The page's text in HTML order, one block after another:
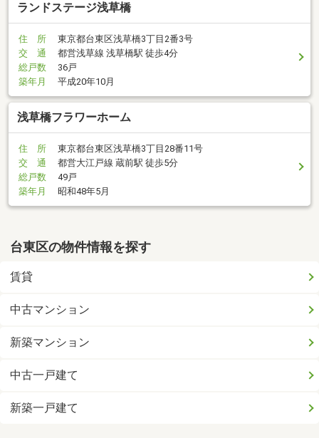
ランドステージ浅草橋
住 所
東京都台東区浅草橋3丁目2番3号
交 通
都営浅草線 浅草橋駅 徒歩4分
総戸数
36戸
築年月
平成20年10月
浅草橋フラワーホーム
住 所
東京都台東区浅草橋3丁目28番11号
交 通
都営大江戸線 蔵前駅 徒歩5分
総戸数
49戸
築年月
昭和48年5月
台東区の物件情報を探す
賃貸
中古マンション
新築マンション
中古一戸建て
新築一戸建て